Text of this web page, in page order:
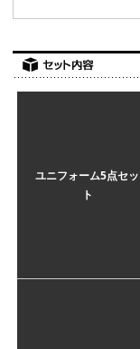
ユニフォーム5点セッ
ト